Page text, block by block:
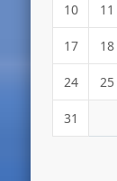
10 11
17 18
24 25
31